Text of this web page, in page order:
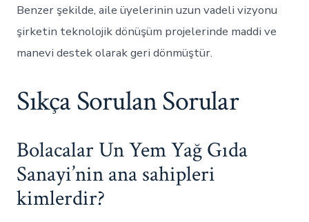
Benzer şekilde, aile üyelerinin uzun vadeli vizyonu
şirketin teknolojik dönüşüm projelerinde maddi ve
manevi destek olarak geri dönmüştür.
Sıkça Sorulan Sorular
Bolacalar Un Yem Yağ Gıda
Sanayi’nin ana sahipleri
kimlerdir?